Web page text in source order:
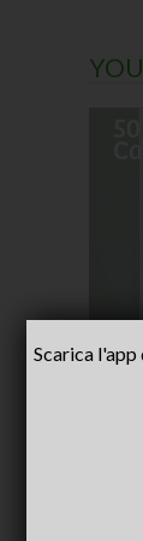
Scarica